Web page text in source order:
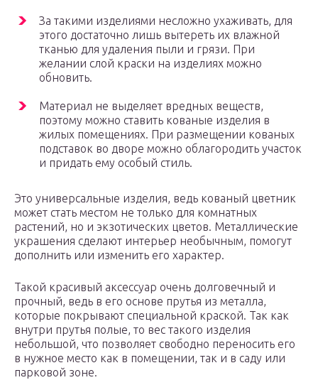
За такими изделиями несложно ухаживать, для
этого достаточно лишь вытереть их влажной
тканью для удаления пыли и грязи. При
желании слой краски на изделиях можно
обновить.
Материал не выделяет вредных веществ,
поэтому можно ставить кованые изделия в
жилых помещениях. При размещении кованых
подставок во дворе можно облагородить участок
и придать ему особый стиль.
Это универсальные изделия, ведь кованый цветник
может стать местом не только для комнатных
растений, но и экзотических цветов. Металлические
украшения сделают интерьер необычным, помогут
дополнить или изменить его характер.
Такой красивый аксессуар очень долговечный и
прочный, ведь в его основе прутья из металла,
которые покрывают специальной краской. Так как
внутри прутья полые, то вес такого изделия
небольшой, что позволяет свободно переносить его
в нужное место как в помещении, так и в саду или
парковой зоне.